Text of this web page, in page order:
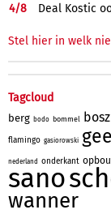
4/8 Deal Kostic
Stel hier in welk
Tagcloud
berg bodo bommel bosz
flamingo gasiorowski
nederland onderkant
sano
wanner